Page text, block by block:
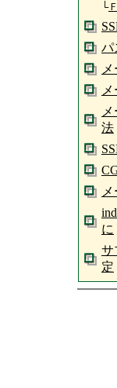
└
パ
法
に
サ
定